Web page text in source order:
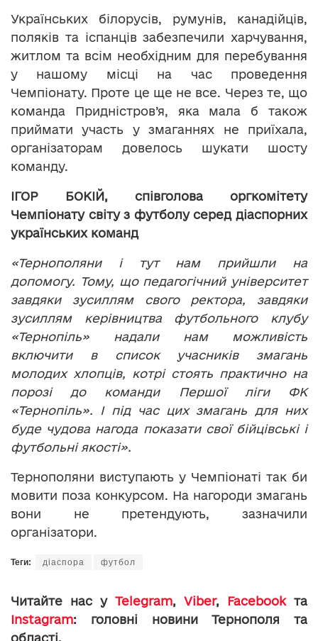
Українських білорусів, румунів, канадійців,
поляків та іспанців забезпечили харчування,
житлом та всім необхідним для перебування
у нашому місці на час проведення
Чемпіонату. Проте це ще не все. Через те, що
команда Придністров’я, яка мала б також
приймати участь у змаганнях не приїхала,
організаторам довелось шукати шосту
команду.
ІГОР БОКІЙ, співголова оргкомітету
Чемпіонату світу з футболу серед діаспорних
українських команд
«Тернополяни і тут нам прийшли на
допомогу. Тому, що педагогічний університет
завдяки зусиллям свого ректора, завдяки
зусиллям керівництва футбольного клубу
«Тернопіль» надали нам можливість
включити в список учасників змагань
молодих хлопців, котрі стоять практично на
порозі до команди Першої ліги ФК
«Тернопіль». І під час цих змагань для них
буде чудова нагода показати свої бійцівські і
футбольні якості».
Тернополяни виступають у Чемпіонаті так би
мовити поза конкурсом. На нагороди змагань
вони не претендують, зазначили
організатори.
Теги: діаспора футбол
Читайте нас у Telegram, Viber, Facebookта
Instagram: головні новини Тернополя та
області.